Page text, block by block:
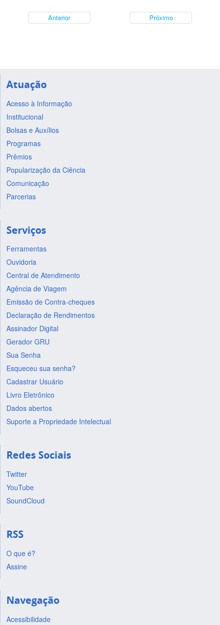
Anterior Próximo
Atuação
Acesso à Informação
Institucional
Bolsas e Auxílios
Programas
Prêmios
Popularização da Ciência
Comunicação
Parcerias
Serviços
Ferramentas
Ouvidoria
Central de Atendimento
Agência de Viagem
Emissão de Contra-cheques
Declaração de Rendimentos
Assinador Digital
Gerador GRU
Sua Senha
Esqueceu sua senha?
Cadastrar Usuário
Livro Eletrônico
Dados abertos
Suporte a Propriedade Intelectual
Redes Sociais
Twitter
YouTube
SoundCloud
RSS
O que é?
Assine
Navegação
Acessibilidade